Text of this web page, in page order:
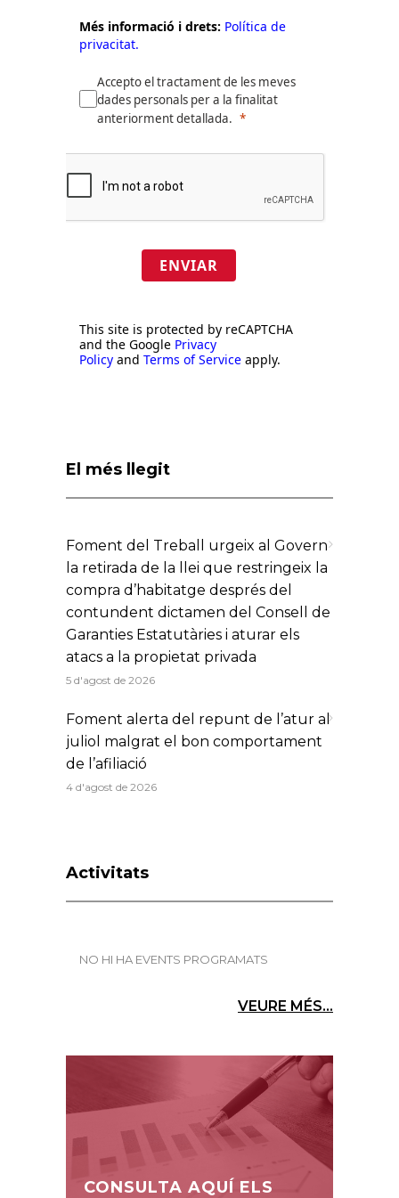
Més informació i drets: Política de
privacitat.
Accepto el tractament de les meves
dades personals per a la finalitat
anteriorment detallada.
ENVIAR
This site is protected by reCAPTCHA
and the Google Privacy
Policy and Terms of Service apply.
El més llegit
Foment del Treball urgeix al Govern
la retirada de la llei que restringeix la
compra d’habitatge després del
contundent dictamen del Consell de
Garanties Estatutàries i aturar els
atacs a la propietat privada
5 d'agost de 2026
Foment alerta del repunt de l’atur al
juliol malgrat el bon comportament
de l’afiliació
4 d'agost de 2026
Activitats
NO HI HA EVENTS PROGRAMATS
VEURE MÉS...
CONSULTA AQUÍ ELS